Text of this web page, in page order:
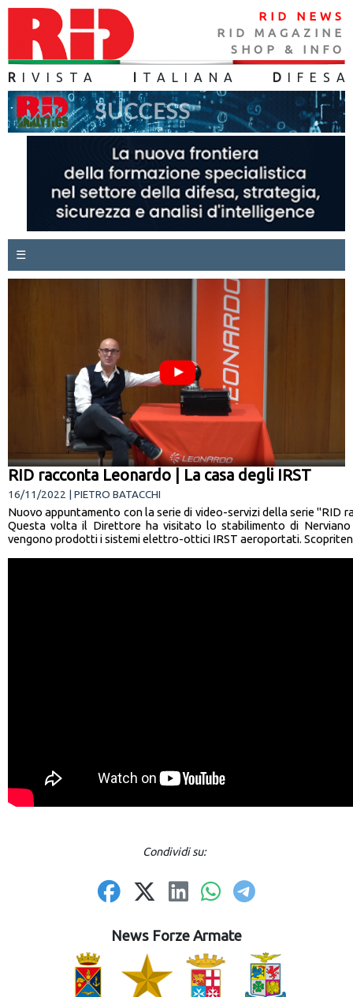
RID NEWS
RID MAGAZINE
SHOP & INFO
R IVISTA TALIANA D IFES A
☰
RID racconta Leonardo | La casa degli IRST
16/11/2022 | PIETRO BATACCHI
Nuovo appuntamento con la serie di video-servizi della serie "RID
Questa volta il Direttore ha visitato lo stabilimento di Nerviano
vengono prodotti i sistemi elettro-ottici IRST aeroportati.
Condividi su:
News Forze Armate